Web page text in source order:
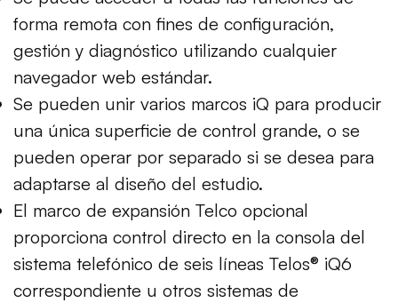
forma remota con fines de configuración,
gestión y diagnóstico utilizando cualquier
navegador web estándar.
Se pueden unir varios marcos iQ para producir
una única superficie de control grande, o se
pueden operar por separado si se desea para
adaptarse al diseño del estudio.
El marco de expansión Telco opcional
proporciona control directo en la consola del
sistema telefónico de seis líneas Telos® iQ6
correspondiente u otros sistemas de